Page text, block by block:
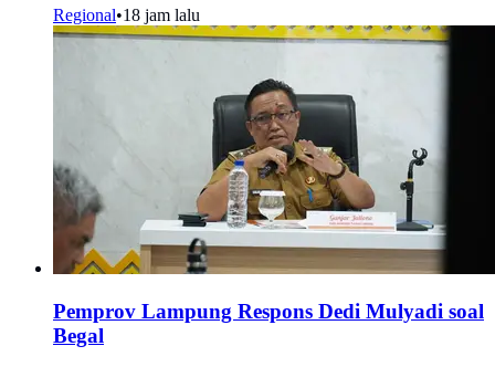
Regional•18 jam lalu
Pemprov Lampung Respons Dedi Mulyadi soal
Begal